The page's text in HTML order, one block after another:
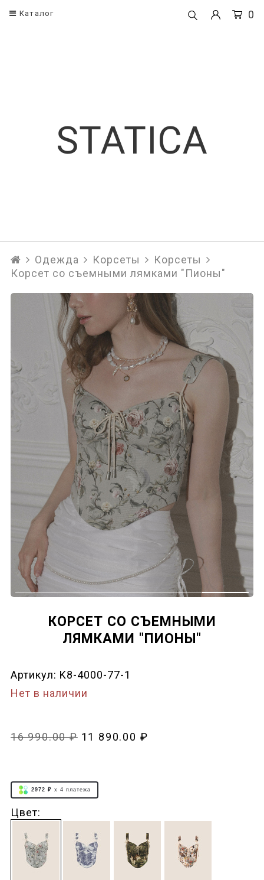
Каталог 0
STATICA
Одежда Корсеты
Корсеты
Корсет со съемными лямками "Пионы"
КОРСЕТ СО СЪЕМНЫМИ
ЛЯМКАМИ "ПИОНЫ"
Артикул: K8-4000-77-1
Нет в наличии
16 990.00 ₽ 11 890.00 ₽
2972 ₽ x 4 платежа
Цвет:
Рубашки и блузы
Топы
Аксессуары
Верхняя одежда